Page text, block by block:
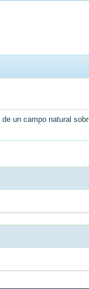
un campo natural